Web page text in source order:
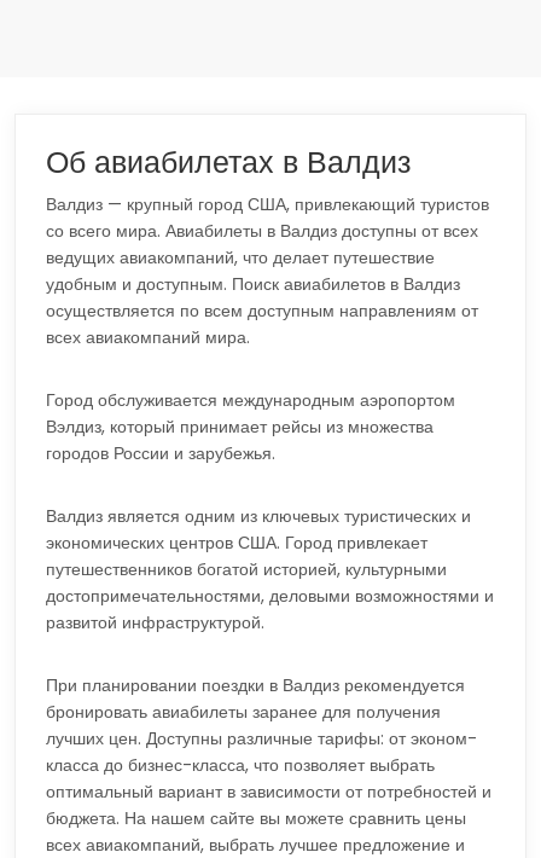
Об авиабилетах в Валдиз
Валдиз — крупный город США, привлекающий туристов
со всего мира. Авиабилеты в Валдиз доступны от всех
ведущих авиакомпаний, что делает путешествие
удобным и доступным. Поиск авиабилетов в Валдиз
осуществляется по всем доступным направлениям от
всех авиакомпаний мира.
Город обслуживается международным аэропортом
Вэлдиз, который принимает рейсы из множества
городов России и зарубежья.
Валдиз является одним из ключевых туристических и
экономических центров США. Город привлекает
путешественников богатой историей, культурными
достопримечательностями, деловыми возможностями и
развитой инфраструктурой.
При планировании поездки в Валдиз рекомендуется
бронировать авиабилеты заранее для получения
лучших цен. Доступны различные тарифы: от эконом-
класса до бизнес-класса, что позволяет выбрать
оптимальный вариант в зависимости от потребностей и
бюджета. На нашем сайте вы можете сравнить цены
всех авиакомпаний, выбрать лучшее предложение и